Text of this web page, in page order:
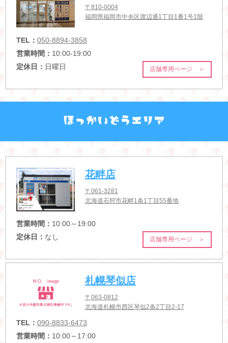
〒810-0004
福岡県福岡市中央区渡辺通1丁目1番1号1階
TEL： 050-8894-3858
営業時間： 10:00-19:00
定休日： 日曜日 店舗専用ページ ＞
花畔店
〒061-3281
北海道石狩市花畔1条1丁目55番地
営業時間： 10:00～19:00
定休日： なし 店舗専用ページ ＞
札幌琴似店
〒063-0812
北海道札幌市西区琴似2条2丁目2-17
TEL： 090-8833-6473
営業時間： 10:00～17:00